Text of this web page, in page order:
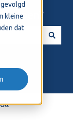
kleine
dat
helpen?